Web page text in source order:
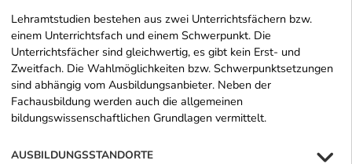
Lehramtstudien bestehen aus zwei Unterrichtsfächern bzw.
einem Unterrichtsfach und einem Schwerpunkt. Die
Unterrichtsfächer sind gleichwertig, es gibt kein Erst- und
Zweitfach. Die Wahlmöglichkeiten bzw. Schwerpunktsetzungen
sind abhängig vom Ausbildungsanbieter. Neben der
Fachausbildung werden auch die allgemeinen
bildungswissenschaftlichen Grundlagen vermittelt.
AUSBILDUNGSSTANDORTE